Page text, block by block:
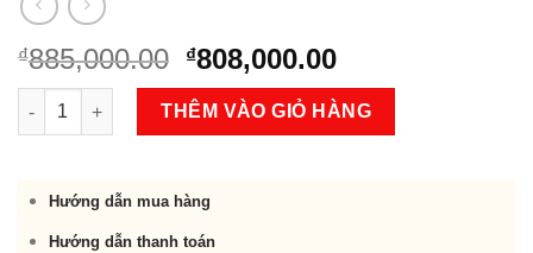
₫885,000.00 Original
price
was:
₫885,000.00.
₫808,000.00Current
price
is:
₫808,000.00.
Chậu rửa Lavabo Viglacera V26 số lượng
THÊM VÀO GIỎ HÀNG
Hướng dẫn mua hàng
Hướng dẫn thanh toán